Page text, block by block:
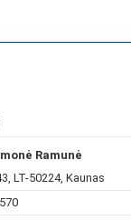
Ramunė
LT-50224, Kaunas